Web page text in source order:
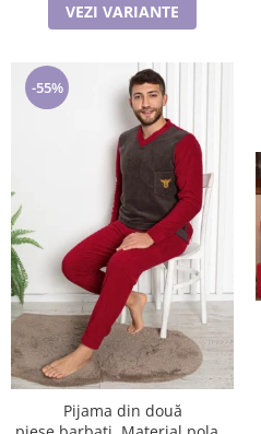
VEZI VARIANTE
-55%
Pijama din două